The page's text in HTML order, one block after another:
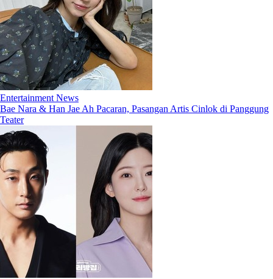
Entertainment News
Bae Nara & Han Jae Ah Pacaran, Pasangan Artis Cinlok di Panggung
Teater